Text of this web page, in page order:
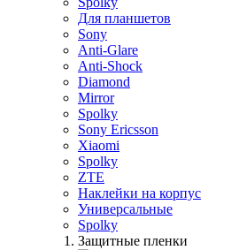
Для планшетов
Sony
Anti-Glare
Anti-Shock
Diamond
Mirror
Spolky
Sony Ericsson
Xiaomi
Spolky
ZTE
Наклейки на корпус
Универсальные
Spolky
Защитные пленки